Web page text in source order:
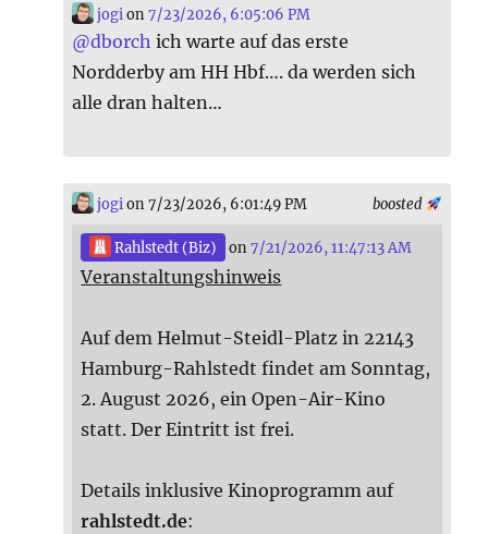
jogi on7/23/2026, 6:05:06 PM
@dborch ich warte auf das erste
Nordderby am HH Hbf…. da werden sich
alle dran halten…
boosted
jogi on 7/23/2026, 6:01:49 PM
Rahlstedt (Biz) on7/21/2026, 11:47:13 AM
Veranstaltungshinweis
Auf dem Helmut-Steidl-Platz in 22143
Hamburg-Rahlstedt findet am Sonntag,
2. August 2026, ein Open-Air-Kino
statt. Der Eintritt ist frei.
Details inklusive Kinoprogramm auf
rahlstedt.de: